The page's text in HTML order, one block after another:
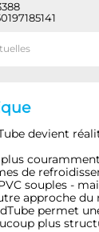
devient
de
souples -
approche du
permet
plus